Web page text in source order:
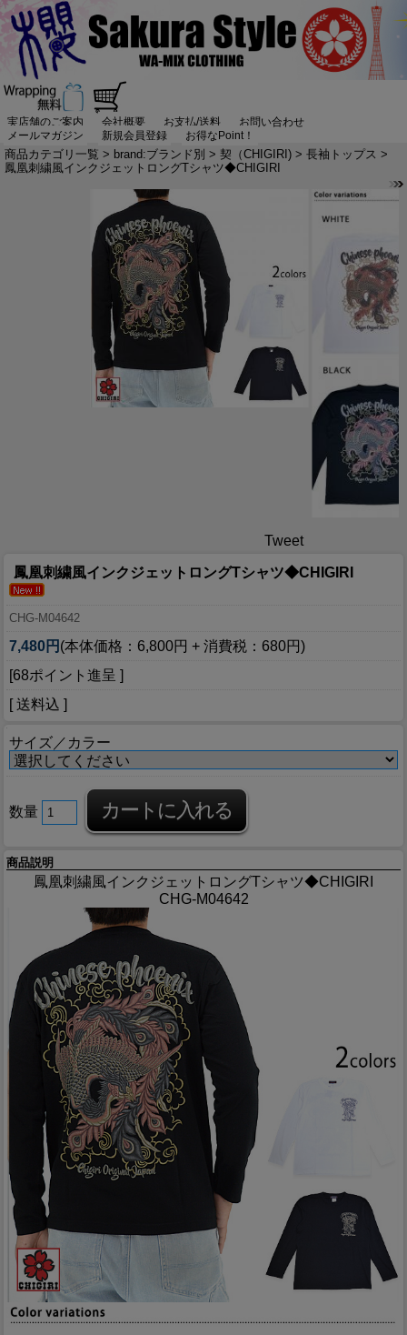
実店舗のご案内 会社概要 お支払/送料
お問い合わせ
メールマガジン
新規会員登録 お得なPoint！
商品カテゴリ一覧 > brand:ブランド別 > 契（CHIGIRI) > 長袖トップス >
鳳凰刺繍風インクジェットロングTシャツ◆CHIGIRI
Tweet
鳳凰刺繍風インクジェットロングTシャツ◆CHIGIRI
CHG-M04642
7,480円 (本体価格：6,800円 + 消費税：680円)
[68ポイント進呈 ]
[ 送料込 ]
サイズ／カラー
数量
商品説明
鳳凰刺繍風インクジェットロングTシャツ◆CHIGIRI
CHG-M04642